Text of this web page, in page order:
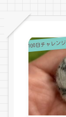
100日チャレンジ